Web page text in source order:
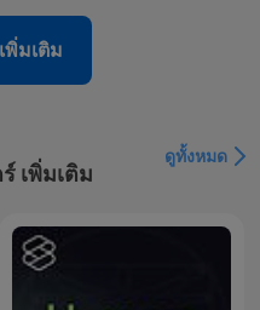
พิ่มเติม
เพิ่มเติม
ดูทั้งหมด